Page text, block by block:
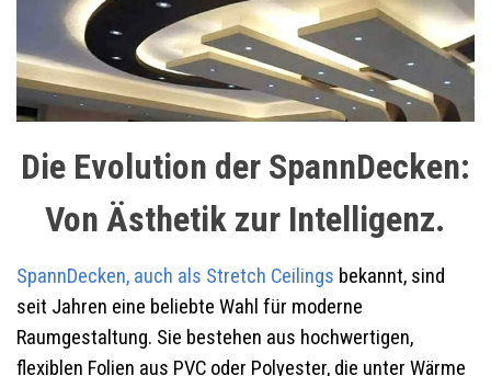
Die Evolution der SpannDecken:
Von Ästhetik zur Intelligenz.
SpannDecken, auch als Stretch Ceilings bekannt, sind
seit Jahren eine beliebte Wahl für moderne
Raumgestaltung. Sie bestehen aus hochwertigen,
flexiblen Folien aus PVC oder Polyester, die unter Wärme